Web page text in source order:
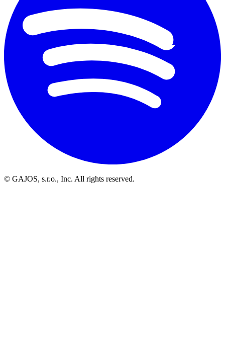
© GAJOS, s.r.o., Inc. All rights reserved.